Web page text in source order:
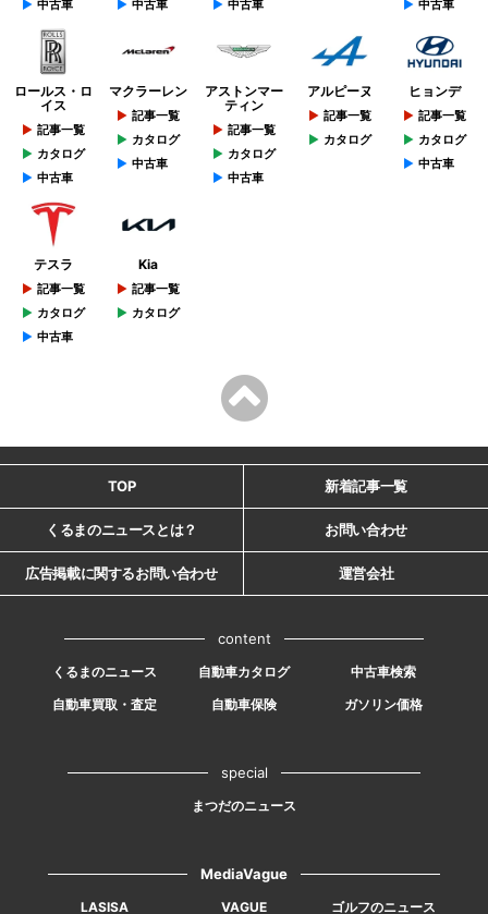
中古車
中古車
中古車
中古車
ロールス・ロ
イス
記事一覧
カタログ
中古車
マクラーレン
記事一覧
カタログ
中古車
アストンマー
ティン
記事一覧
カタログ
中古車
アルピーヌ
記事一覧
カタログ
ヒョンデ
記事一覧
カタログ
中古車
テスラ
記事一覧
カタログ
中古車
Kia
記事一覧
カタログ
TOP 新着記事一覧
くるまのニュースとは？ お問い合わせ
広告掲載に関するお問い合わせ 運営会社
content
くるまのニュース 自動車カタログ
中古車検索
自動車買取・査定
自動車保険 ガソリン価格
special
まつだのニュース
MediaVague
LASISA VAGUE ゴルフのニュース